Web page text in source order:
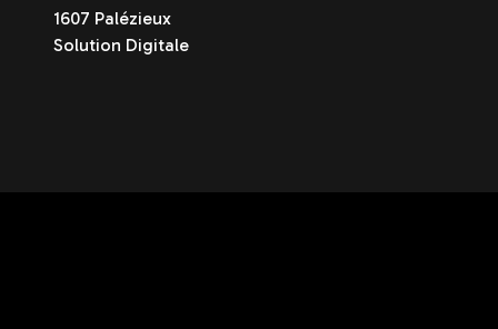
1607 Palézieux
Solution Digitale